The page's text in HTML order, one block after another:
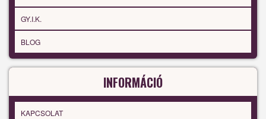
GY.I.K.
BLOG
INFORMÁCIÓ
KAPCSOLAT